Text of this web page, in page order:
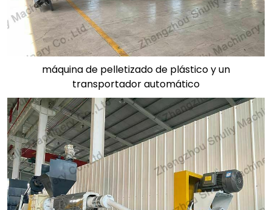
máquina de pelletizado de plástico y un
transportador automático